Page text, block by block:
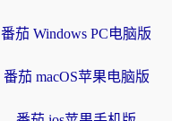
番茄 Windows PC电脑版
番茄 macOS苹果电脑版